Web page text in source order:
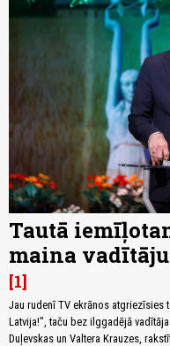
Tautā
maina
1
Jau rudenī TV ekrānos atgriezīsies
Latvija!", taču bez ilggadējā
Duļevskas un Valtera Krauzes,